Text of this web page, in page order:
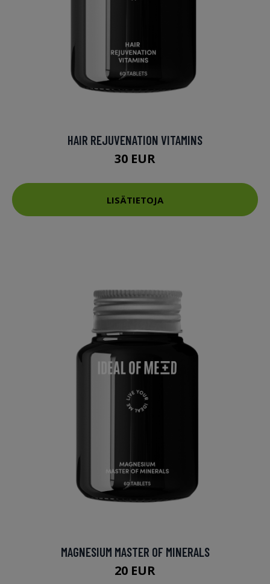
HAIR REJUVENATION VITAMINS
30 EUR
LISÄTIETOJA
MAGNESIUM MASTER OF MINERALS
20 EUR